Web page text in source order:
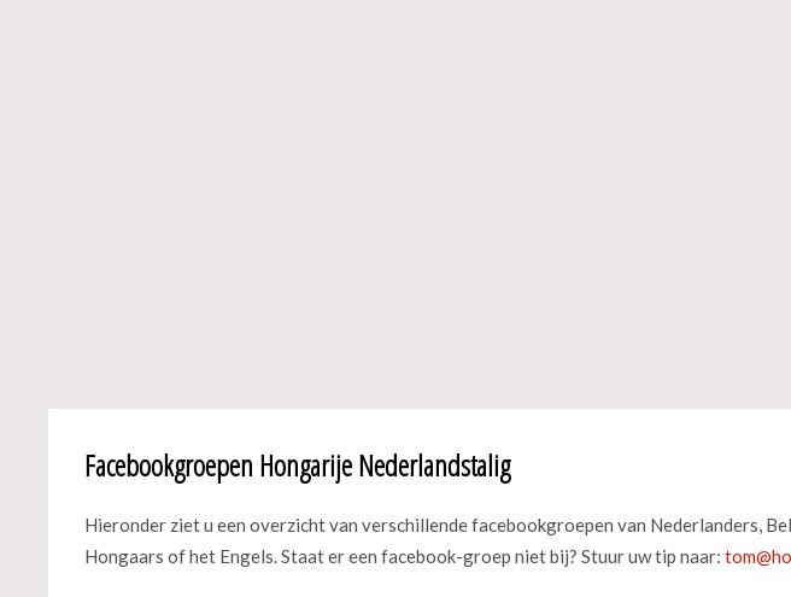
Facebookgroepen Hongarije Nederlandstalig
Hieronder ziet u een overzicht van verschillende facebookgroepen van Nederlanders,
Hongaars of het Engels. Staat er een facebook-groep niet bij? Stuur uw tip naar: